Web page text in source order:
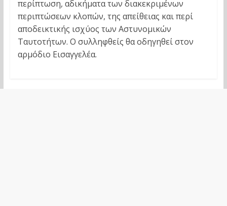
περίπτωση, αδικήματα των διακεκριμένων
περιπτώσεων κλοπών, της απείθειας και περί
αποδεικτικής ισχύος των Αστυνομικών
Ταυτοτήτων. Ο συλληφθείς θα οδηγηθεί στον
αρμόδιο Εισαγγελέα.